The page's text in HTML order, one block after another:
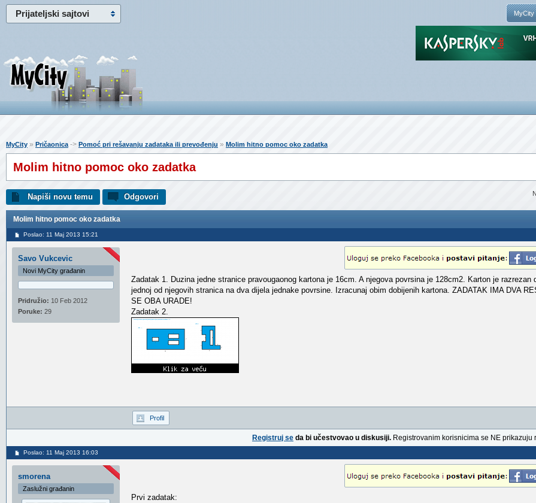
Prijateljski sajtovi MyCity
MyCity » Pričaonica-> Pomoć pri rešavanju zadataka ili prevođenju » Molim hitno pomoc oko zadatka
Molim hitno pomoc oko zadatka
Napiši novu temu Odgovori
Molim hitno pomoc oko zadatka
Poslao: 11 Maj 2013 15:21
Savo Vukcevic
Novi MyCity građanin
Pridružio: 10 Feb 2012
Poruke: 29
Zadatak 1. Duzina jedne stranice pravougaonog kartona je 16cm. A njegova povrsina je 128cm2. Karton je razrezan
jednoj od njegovih stranica na dva dijela jednake povrsine. Izracunaj obim dobijenih kartona. ZADATAK IMA DVA
SE OBA URADE!
Zadatak 2.
Profil
Registruj se da bi učestvovao u diskusiji. Registrovanim korisnicima se NE prikazuju
Poslao: 11 Maj 2013 16:03
smorena
Zaslužni građanin
Prvi zadatak: